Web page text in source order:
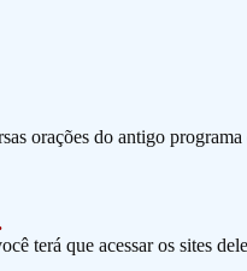
orações do antigo
terá que acessar os sites